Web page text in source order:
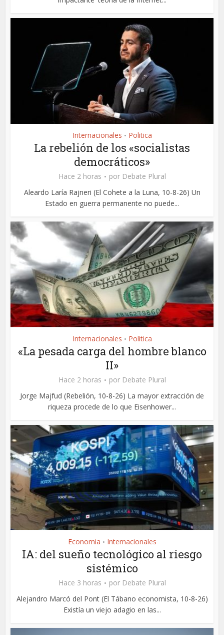
Internacionales • Politica
La rebelión de los «socialistas
democráticos»
Hace 2 horas por Debate Plural
Aleardo Laría Rajneri (El Cohete a la Luna, 10-8-26) Un
Estado en guerra permanente no puede...
Internacionales • Politica
«La pesada carga del hombre blanco
II»
Hace 2 horas por Debate Plural
Jorge Majfud (Rebelión, 10-8-26) La mayor extracción de
riqueza procede de lo que Eisenhower...
Economia • Internacionales
IA: del sueño tecnológico al riesgo
sistémico
Hace 3 horas por Debate Plural
Alejandro Marcó del Pont (El Tábano economista, 10-8-26)
Existía un viejo adagio en las...